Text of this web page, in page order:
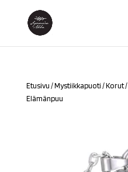
Etusivu /Mystiikkapuoti /Korut/
Elämänpuu